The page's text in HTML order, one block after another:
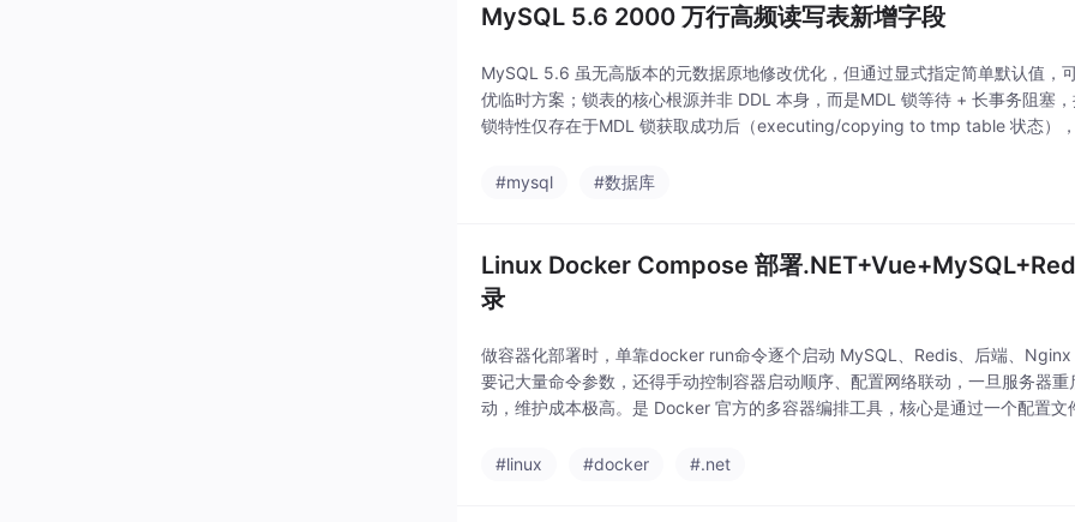
MySQL 5.6 2000 万行高频读写表新增字段
MySQL 5.6 虽无高版本的元数据原地修改优化，但通过显式指定简单默认值
优临时方案；锁表的核心根源并非 DDL 本身，而是MDL 锁等待 + 长事务阻塞
锁特性仅存在于MDL 锁获取成功后（executing/copying to tmp table 状态）
#mysql #数据库
Linux Docker Compose 部署
录
做容器化部署时，单靠docker run命令逐个启动 MySQL、Redis、后端、
要记大量命令参数，还得手动控制容器启动顺序、配置网络联动，一旦服务器
动，维护成本极高。是 Docker 官方的多容器编排工具，核心是通过一个配置
#linux
#docker #.net